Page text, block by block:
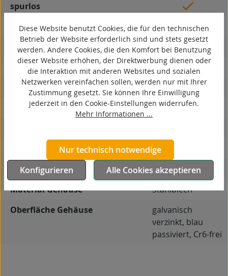
spurlos
kontaktverfärbungsfrei
antistatisch
elektrisch leitfähig
korrosionsbeständig
autoklaventauglich
Produkttyp
Bockrolle
Material Gehäuse
Stahlblech
Oberfläche Gehäuse
galvanisch
verzinkt, blau
passiviert, Cr6-frei
Diese Website benutzt Cookies, die für den technischen
Betrieb der Website erforderlich sind und stets gesetzt
werden. Andere Cookies, die den Komfort bei Benutzung
dieser Website erhöhen, der Direktwerbung dienen oder
die Interaktion mit anderen Websites und sozialen
Netzwerken vereinfachen sollen, werden nur mit Ihrer
Zustimmung gesetzt. Sie können Ihre Einwilligung
jederzeit in den Cookie-Einstellungen widerrufen.
Mehr Informationen ...
Nur technisch notwendige
Konfigurieren
Alle Cookies akzeptieren